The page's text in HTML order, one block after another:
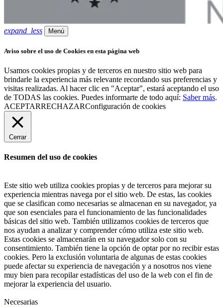
expand_less Menú
Aviso sobre el uso de Cookies en esta página web
Usamos cookies propias y de terceros en nuestro sitio web para
brindarle la experiencia más relevante recordando sus preferencias y
visitas realizadas. Al hacer clic en "Aceptar", estará aceptando el uso
de TODAS las cookies. Puedes informarte de todo aquí: Saber más.
ACEPTARRECHAZARConfiguración de cookies
Cerrar
Resumen del uso de cookies
Este sitio web utiliza cookies propias y de terceros para mejorar su
experiencia mientras navega por el sitio web. De estas, las cookies
que se clasifican como necesarias se almacenan en su navegador, ya
que son esenciales para el funcionamiento de las funcionalidades
básicas del sitio web. También utilizamos cookies de terceros que
nos ayudan a analizar y comprender cómo utiliza este sitio web.
Estas cookies se almacenarán en su navegador solo con su
consentimiento. También tiene la opción de optar por no recibir estas
cookies. Pero la exclusión voluntaria de algunas de estas cookies
puede afectar su experiencia de navegación y a nosotros nos viene
muy bien para recopilar estadísticas del uso de la web con el fin de
mejorar la experiencia del usuario.
Necesarias